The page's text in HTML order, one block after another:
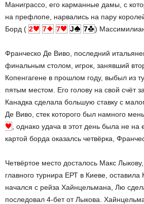
Маниграссо, его карманные дамы, с
на префлопе, нарвались на пару
Борд ( 2 7 7 J 7 )
Франческо Де Виво, последний
финальным столом, игрок, занявший
Копенгагене в прошлом году, выбыл из
пятым местом. Его голову на свой счёт
Канадка сделала большую ставку с
Де Виво, стек которого был намного
, однако удача в этот день была не на
картой борда оказалсь четвёрка,
Четвёртое место досталось Макс
главного турнира ЕРТ в Киеве,
начался с рейза Хайнцельмана, Лю
последовал 4-бет от Лыкова.